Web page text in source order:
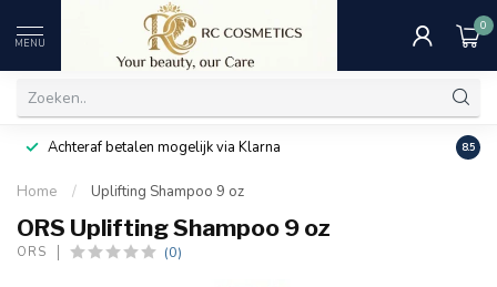
MENU
0
Achteraf betalen mogelijk via Klarna 8.5
Home / Uplifting Shampoo 9 oz
ORS Uplifting Shampoo 9 oz
ORS (0)